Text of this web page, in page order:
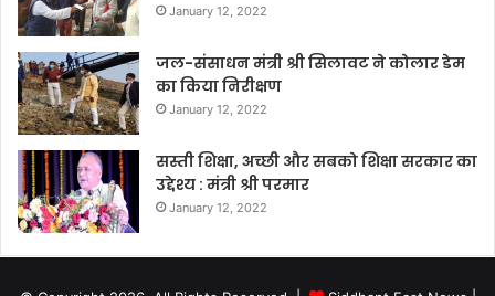
January 12, 2022
जल-संसाधन मंत्री श्री सिलावट ने कोलार डेम
का किया निरीक्षण
January 12, 2022
सस्ती शिक्षा, अच्छी और सबको शिक्षा सरकार का
उद्देश्य : मंत्री श्री परमार
January 12, 2022